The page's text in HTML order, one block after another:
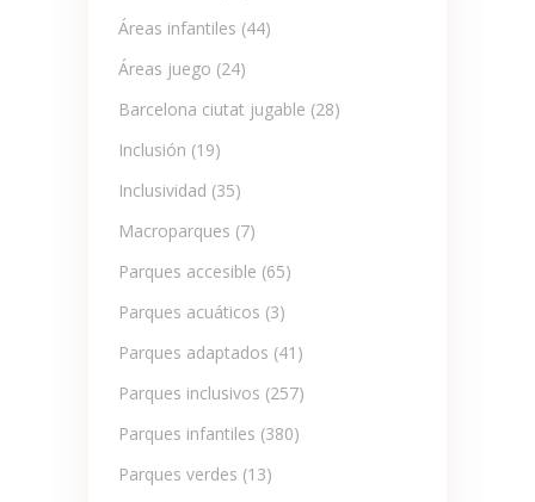
Áreas infantiles (44)
Áreas juego (24)
Barcelona ciutat jugable (28)
Inclusión (19)
Inclusividad (35)
Macroparques (7)
Parques accesible (65)
Parques acuáticos (3)
Parques adaptados (41)
Parques inclusivos (257)
Parques infantiles (380)
Parques verdes (13)